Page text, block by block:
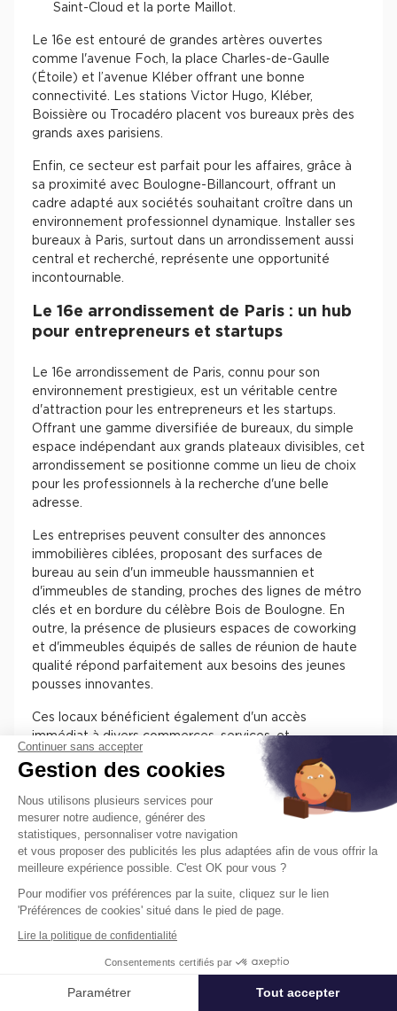
Affiner ma recherche
Saint-Cloud et la porte Maillot.
Le 16e est entouré de grandes artères ouvertes
comme l'avenue Foch, la place Charles-de-Gaulle
(Étoile) et l’avenue Kléber offrant une bonne
connectivité. Les stations Victor Hugo, Kléber,
Boissière ou Trocadéro placent vos bureaux près des
grands axes parisiens.
Enfin, ce secteur est parfait pour les affaires, grâce à
sa proximité avec Boulogne-Billancourt, offrant un
cadre adapté aux sociétés souhaitant croître dans un
environnement professionnel dynamique. Installer ses
bureaux à Paris, surtout dans un arrondissement aussi
central et recherché, représente une opportunité
incontournable.
Le 16e arrondissement de Paris : un hub
pour entrepreneurs et startups
Le 16e arrondissement de Paris, connu pour son
environnement prestigieux, est un véritable centre
d'attraction pour les entrepreneurs et les startups.
Offrant une gamme diversifiée de bureaux, du simple
espace indépendant aux grands plateaux divisibles, cet
arrondissement se positionne comme un lieu de choix
pour les professionnels à la recherche d'une belle
adresse.
Les entreprises peuvent consulter des annonces
immobilières ciblées, proposant des surfaces de
bureau au sein d'un immeuble haussmannien et
d'immeubles de standing, proches des lignes de métro
clés et en bordure du célèbre Bois de Boulogne. En
outre, la présence de plusieurs espaces de coworking
et d'immeubles équipés de salles de réunion de haute
qualité répond parfaitement aux besoins des jeunes
pousses innovantes.
Ces locaux bénéficient également d'un accès
immédiat à divers commerces, services, et
infrastructures, créant ainsi un environnement de
travail idéal pour les entreprises en quête de
La vie culturelle dans le 16e
arrondissement
Paris 16 est un haut lieu de la vie culturelle, offrant un
accès facile à de nombreux musées et lieux d’art,
encore Guimet, sans oublier le Palais de Tokyo et le
Théâtre de Chaillot. Les professionnels apprécient la
mais aussi des espaces verts tels que le jardin du
Continuer sans accepter
Gestion des cookies
Nous utilisons plusieurs services pour
mesurer notre audience, générer des
statistiques, personnaliser votre navigation
et vous proposer des publicités les plus adaptées afin de vous offrir la
meilleure expérience possible. C'est OK pour vous ?
Pour modifier vos préférences par la suite, cliquez sur le lien
'Préférences de cookies' situé dans le pied de page.
Lire la politique de confidentialité
Consentements certifiés par
Paramétrer Tout accepter